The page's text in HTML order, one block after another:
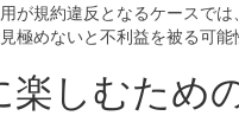
が規約違反となるケースで
極めないと不利益を被る可能
楽しむため